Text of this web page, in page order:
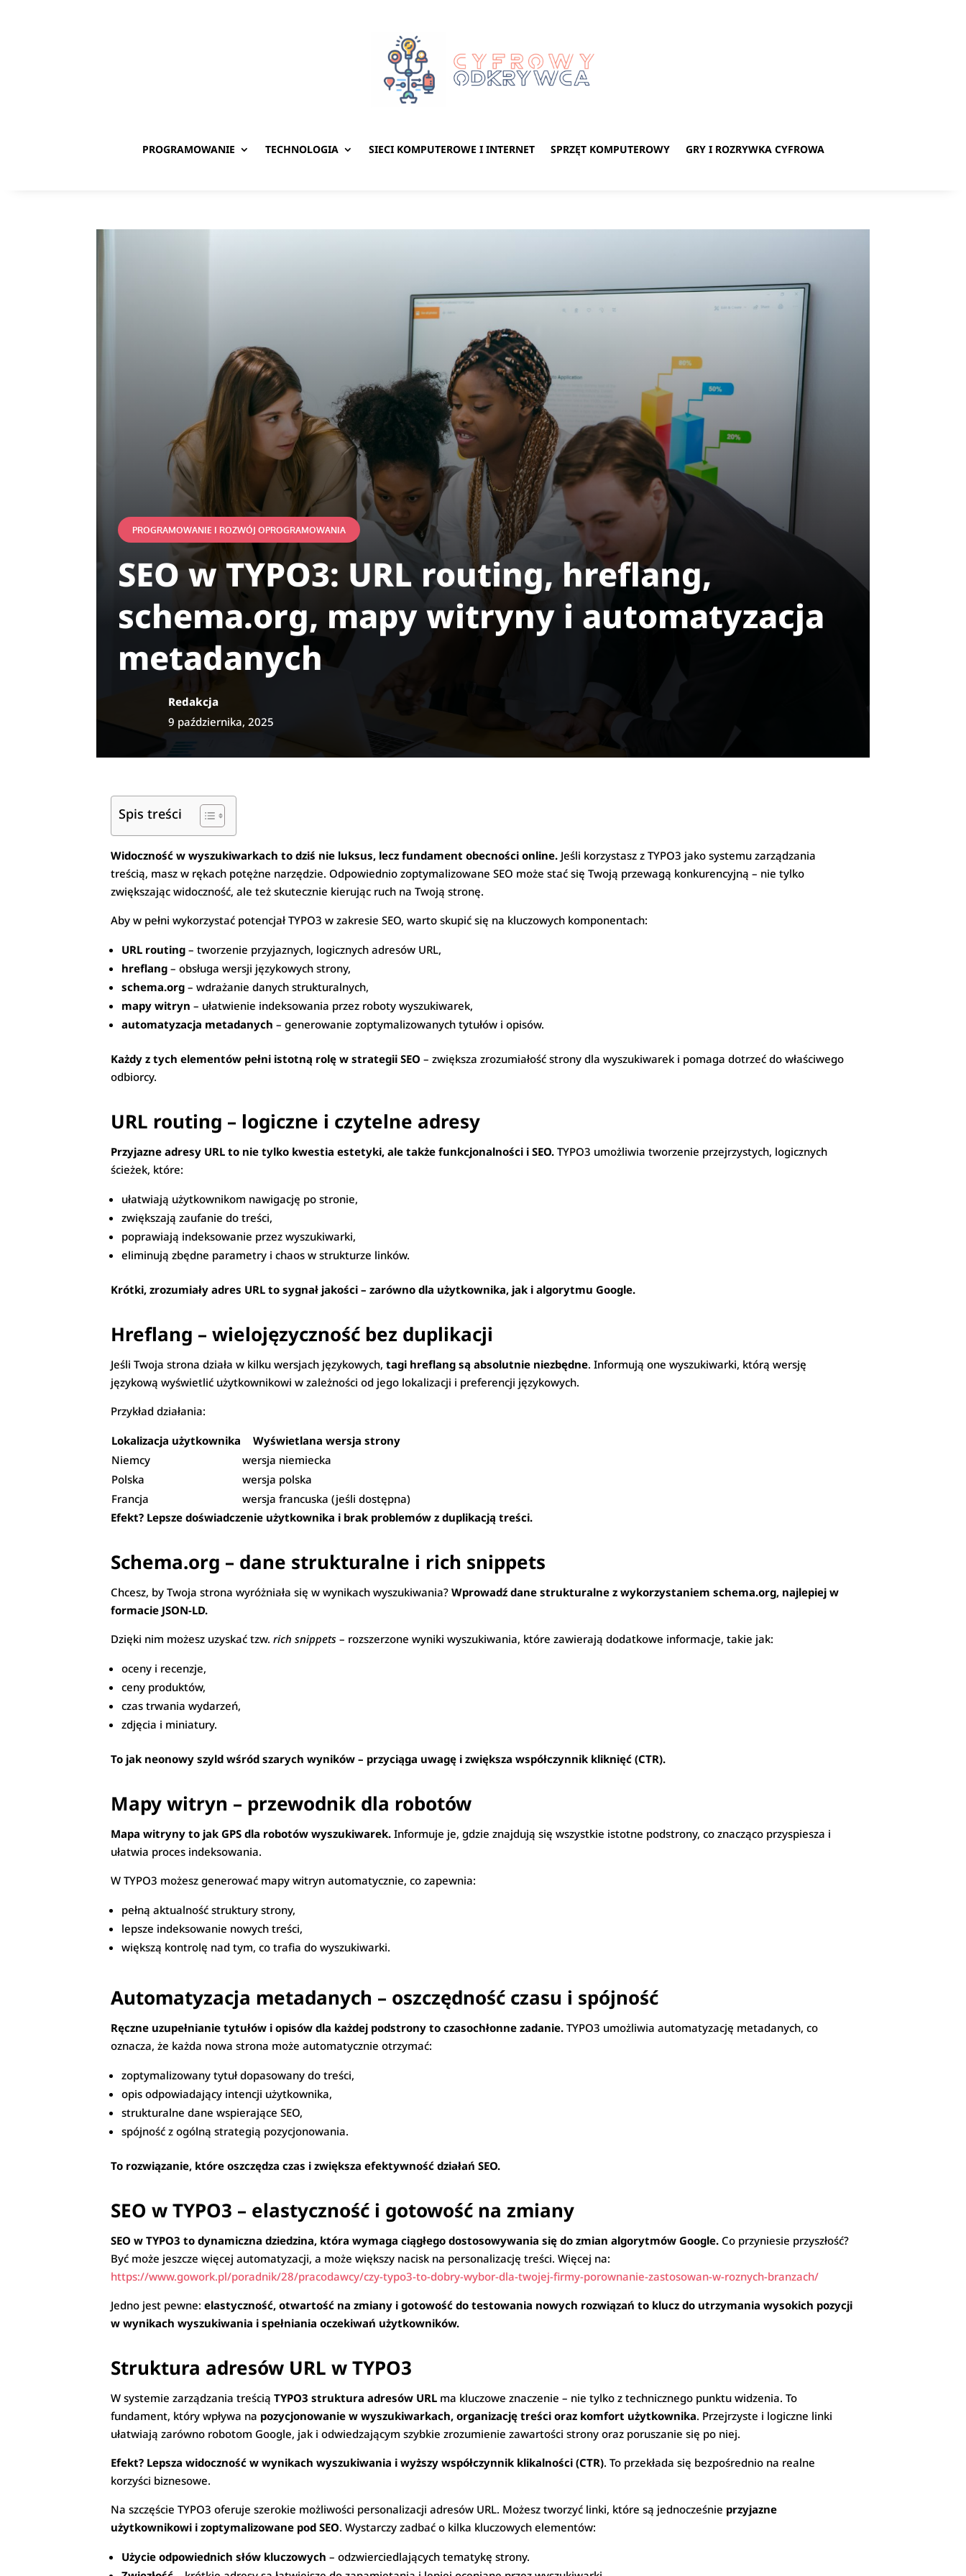
PROGRAMOWANIE TECHNOLOGIA SIECI KOMPUTEROWE I INTERNET SPRZĘT KOMPUTEROWY GRY I ROZRYWKA CYFROWA
PROGRAMOWANIE I ROZWÓJ OPROGRAMOWANIA
SEO w TYPO3: URL routing, hreflang,
schema.org, mapy witryny i automatyzacja
metadanych
Redakcja
9 października, 2025
Spis treści
Widoczność w wyszukiwarkach to dziś nie luksus, lecz fundament obecności online. Jeśli korzystasz z TYPO3 jako systemu zarządzania
treścią, masz w rękach potężne narzędzie. Odpowiednio zoptymalizowane SEO może stać się Twoją przewagą konkurencyjną – nie tylko
zwiększając widoczność, ale też skutecznie kierując ruch na Twoją stronę.
Aby w pełni wykorzystać potencjał TYPO3 w zakresie SEO, warto skupić się na kluczowych komponentach:
URL routing – tworzenie przyjaznych, logicznych adresów URL,
hreflang – obsługa wersji językowych strony,
schema.org – wdrażanie danych strukturalnych,
mapy witryn – ułatwienie indeksowania przez roboty wyszukiwarek,
automatyzacja metadanych – generowanie zoptymalizowanych tytułów i opisów.
Każdy z tych elementów pełni istotną rolę w strategii SEO – zwiększa zrozumiałość strony dla wyszukiwarek i pomaga dotrzeć do właściwego
odbiorcy.
URL routing – logiczne i czytelne adresy
Przyjazne adresy URL to nie tylko kwestia estetyki, ale także funkcjonalności i SEO. TYPO3 umożliwia tworzenie przejrzystych, logicznych
ścieżek, które:
ułatwiają użytkownikom nawigację po stronie,
zwiększają zaufanie do treści,
poprawiają indeksowanie przez wyszukiwarki,
eliminują zbędne parametry i chaos w strukturze linków.
Krótki, zrozumiały adres URL to sygnał jakości – zarówno dla użytkownika, jak i algorytmu Google.
Hreflang – wielojęzyczność bez duplikacji
Jeśli Twoja strona działa w kilku wersjach językowych,tagi hreflang są absolutnie niezbędne. Informują one wyszukiwarki, którą wersję
językową wyświetlić użytkownikowi w zależności od jego lokalizacji i preferencji językowych.
Przykład działania:
Lokalizacja użytkownika
Wyświetlana wersja strony
Niemcy
wersja niemiecka
Polska
wersja polska
Francja
wersja francuska (jeśli dostępna)
Efekt? Lepsze doświadczenie użytkownika i brak problemów z duplikacją treści.
Schema.org – dane strukturalne i rich snippets
Chcesz, by Twoja strona wyróżniała się w wynikach wyszukiwania?Wprowadź dane strukturalne z wykorzystaniem schema.org, najlepiej w
formacie JSON-LD.
Dzięki nim możesz uzyskać tzw.rich snippets – rozszerzone wyniki wyszukiwania, które zawierają dodatkowe informacje, takie jak:
oceny i recenzje,
ceny produktów,
czas trwania wydarzeń,
zdjęcia i miniatury.
To jak neonowy szyld wśród szarych wyników – przyciąga uwagę i zwiększa współczynnik kliknięć (CTR).
Mapy witryn – przewodnik dla robotów
Mapa witryny to jak GPS dla robotów wyszukiwarek. Informuje je, gdzie znajdują się wszystkie istotne podstrony, co znacząco przyspiesza i
ułatwia proces indeksowania.
W TYPO3 możesz generować mapy witryn automatycznie, co zapewnia:
pełną aktualność struktury strony,
lepsze indeksowanie nowych treści,
większą kontrolę nad tym, co trafia do wyszukiwarki.
Automatyzacja metadanych – oszczędność czasu i spójność
Ręczne uzupełnianie tytułów i opisów dla każdej podstrony to czasochłonne zadanie. TYPO3 umożliwia automatyzację metadanych, co
oznacza, że każda nowa strona może automatycznie otrzymać:
zoptymalizowany tytuł dopasowany do treści,
opis odpowiadający intencji użytkownika,
strukturalne dane wspierające SEO,
spójność z ogólną strategią pozycjonowania.
To rozwiązanie, które oszczędza czas i zwiększa efektywność działań SEO.
SEO w TYPO3 – elastyczność i gotowość na zmiany
SEO w TYPO3 to dynamiczna dziedzina, która wymaga ciągłego dostosowywania się do zmian algorytmów Google. Co przyniesie przyszłość?
Być może jeszcze więcej automatyzacji, a może większy nacisk na personalizację treści. Więcej na:
https://www.gowork.pl/poradnik/28/pracodawcy/czy-typo3-to-dobry-wybor-dla-twojej-firmy-porownanie-zastosowan-w-roznych-branzach/
Jedno jest pewne:elastyczność, otwartość na zmiany i gotowość do testowania nowych rozwiązań to klucz do utrzymania wysokich pozycji
w wynikach wyszukiwania i spełniania oczekiwań użytkowników.
Struktura adresów URL w TYPO3
W systemie zarządzania treściąTYPO3 struktura adresów URL ma kluczowe znaczenie – nie tylko z technicznego punktu widzenia. To
fundament, który wpływa na pozycjonowanie w wyszukiwarkach, organizację treści oraz komfort użytkownika. Przejrzyste i logiczne linki
ułatwiają zarówno robotom Google, jak i odwiedzającym szybkie zrozumienie zawartości strony oraz poruszanie się po niej.
Efekt? Lepsza widoczność w wynikach wyszukiwania i wyższy współczynnik klikalności (CTR). To przekłada się bezpośrednio na realne
korzyści biznesowe.
Na szczęście TYPO3 oferuje szerokie możliwości personalizacji adresów URL. Możesz tworzyć linki, które są jednocześnie przyjazne
użytkownikowi i zoptymalizowane pod SEO. Wystarczy zadbać o kilka kluczowych elementów:
Użycie odpowiednich słów kluczowych – odzwierciedlających tematykę strony.